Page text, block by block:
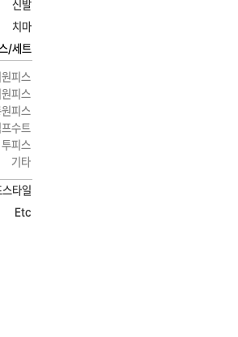
신발
치마
/세트
피스
피스
피스
수트
투피스
기타
타일
Etc